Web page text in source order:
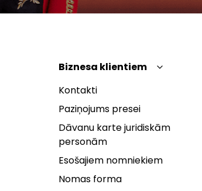
Biznesa klientiem
Kontakti
Paziņojums presei
Dāvanu karte juridiskām
personām
Esošajiem nomniekiem
Nomas forma